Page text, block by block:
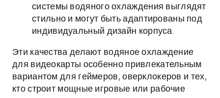
системы водяного охлаждения выглядят
стильно и могут быть адаптированы под
индивидуальный дизайн корпуса.
Эти качества делают водяное охлаждение
для видеокарты особенно привлекательным
вариантом для геймеров, оверклокеров и тех,
кто строит мощные игровые или рабочие